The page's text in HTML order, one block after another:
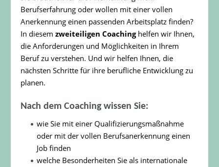
Berufserfahrung oder wollen mit einer vollen
Anerkennung einen passenden Arbeitsplatz finden?
In diesem zweiteiligen Coachinghelfen wir Ihnen,
die Anforderungen und Möglichkeiten in Ihrem
Beruf zu verstehen. Und wir helfen Ihnen, die
nächsten Schritte für ihre berufliche Entwicklung zu
planen.
Nach dem Coaching wissen Sie:
wie Sie mit einer Qualifizierungsmaßnahme
oder mit der vollen Berufsanerkennung einen
Job finden
welche Besonderheiten Sie als internationale